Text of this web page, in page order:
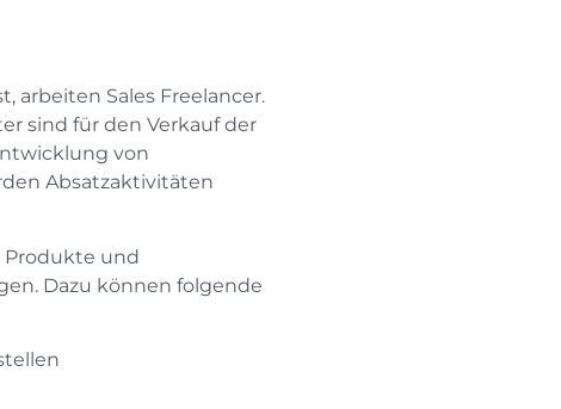
arbeiten Sales Freelancer.
sind für den Verkauf der
von
Absatzaktivitäten
Produkte und
Dazu können folgende